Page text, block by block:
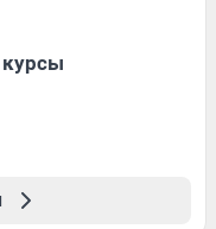
курсы